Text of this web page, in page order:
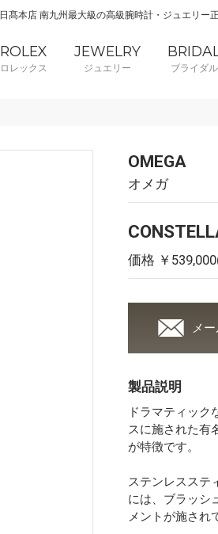
日髙本店 南九州最大級の高級腕時計・ジュエリー
ROLEX
ロレックス
JEWELRY
ジュエリー ブライダル
OMEGA
オメガ
価格 ￥
メ
製品説明
ドラマティッ
スに施された有
が特徴です。
ステンレスステ
には、ブラッシ
メントが施され